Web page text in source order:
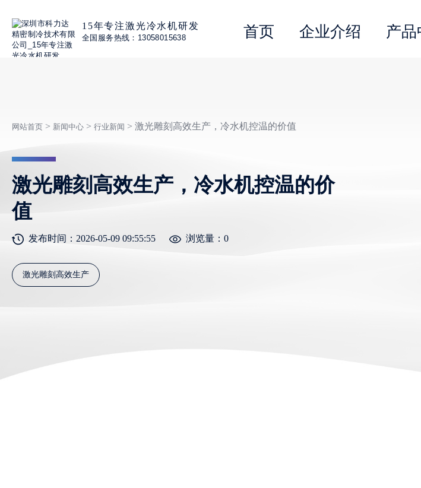
15年专注激光冷水机研发
全国服务热线：13058015638 首页 企业介绍 产品
网站首页 > 新闻中心 > 行业新闻 > 激光雕刻高效生产，冷水机控温的价值
激光雕刻高效生产，冷水机控温的价
值
发布时间：2026-05-09 09:55:55 浏览量： 0
激光雕刻高效生产